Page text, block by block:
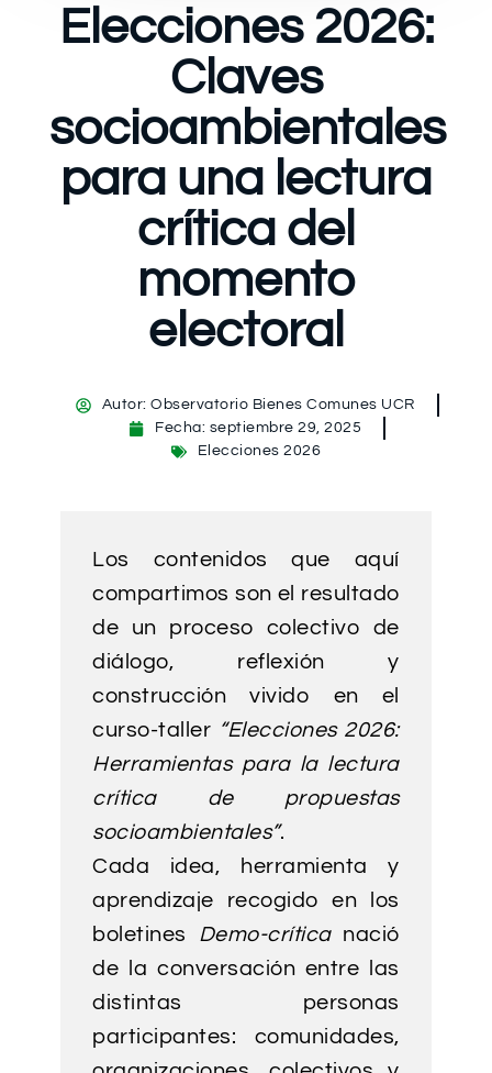
Elecciones 2026:
Claves
socioambientales
para una lectura
crítica del
momento
electoral
Autor: Observatorio Bienes Comunes UCR
Fecha: septiembre 29, 2025
Elecciones 2026
Los contenidos que aquí
compartimos son el resultado
de un proceso colectivo de
diálogo, reflexión y
construcción vivido en el
curso-taller “Elecciones 2026:
Herramientas para la lectura
crítica de propuestas
socioambientales”.
Cada idea, herramienta y
aprendizaje recogido en los
boletines Demo-críticanació
de la conversación entre las
distintas personas
participantes: comunidades,